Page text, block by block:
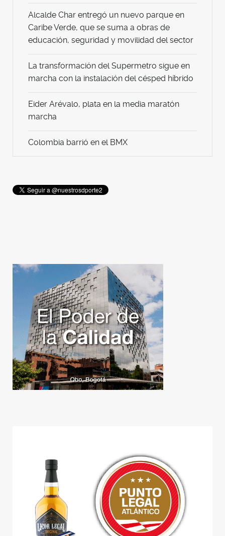
Alcalde Char entregó un nuevo parque en
Caribe Verde, que se suma a obras de
educación, seguridad y movilidad del sector
La transformación del Supermetro sigue en
marcha con la instalación del césped híbrido
Eider Arévalo, plata en la media maratón
marcha
Colombia barrió en el BMX